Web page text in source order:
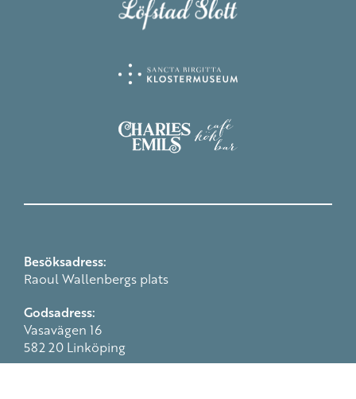
Besöksadress:
Raoul Wallenbergs plats
Godsadress:
Vasavägen 16
582 20 Linköping